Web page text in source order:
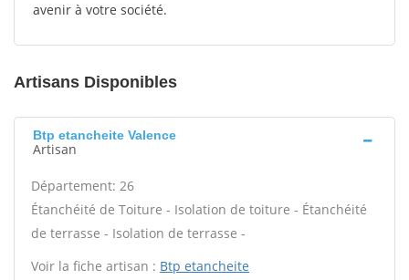
avenir à votre société.
Artisans Disponibles
Btp etancheite Valence
Artisan
Département: 26
Étanchéité de Toiture - Isolation de toiture - Étanchéité
de terrasse - Isolation de terrasse -
Voir la fiche artisan : Btp etancheite